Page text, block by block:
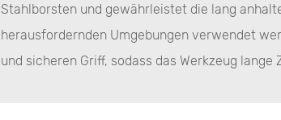
Stahlborsten und gewährleistet die lang
herausfordernden Umgebungen verwendet
und sicheren Griff, sodass das Werkzeug